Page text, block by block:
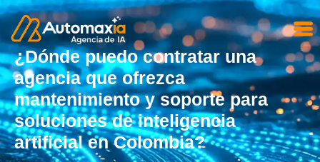
¿Dónde puedo contratar una
agencia que ofrezca
mantenimiento y soporte para
soluciones de inteligencia
artificial en Colombia?